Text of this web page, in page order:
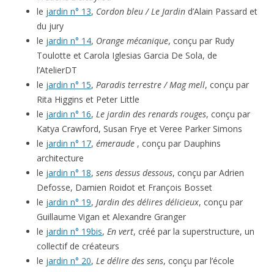
le jardin n° 13, Cordon bleu / Le Jardin d’Alain Passard et
du jury
le jardin n° 14, Orange mécanique, conçu par Rudy
Toulotte et Carola Iglesias Garcia De Sola, de
l’AtelierDT
le jardin n° 15, Paradis terrestre / Mag mell, conçu par
Rita Higgins et Peter Little
le jardin n° 16, Le jardin des renards rouges, conçu par
Katya Crawford, Susan Frye et Veree Parker Simons
le jardin n° 17, émeraude , conçu par Dauphins
architecture
le jardin n° 18, sens dessus dessous, conçu par Adrien
Defosse, Damien Roidot et François Bosset
le jardin n° 19, Jardin des délires délicieux, conçu par
Guillaume Vigan et Alexandre Granger
le jardin n° 19bis, En vert, créé par la superstructure, un
collectif de créateurs
le jardin n° 20, Le délire des sens, conçu par l’école